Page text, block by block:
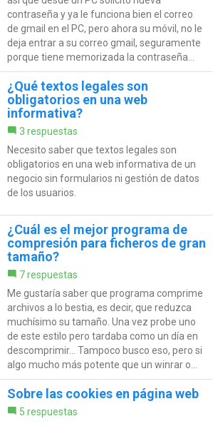
contraseña y ya le funciona bien el correo
de gmail en el PC, pero ahora su móvil, no le
deja entrar a su correo gmail, seguramente
porque tiene memorizada la contraseña...
¿Qué textos legales son
obligatorios en una web
informativa?
3 respuestas
Necesito saber que textos legales son
obligatorios en una web informativa de un
negocio sin formularios ni gestión de datos
de los usuarios.
¿Cuál es el mejor programa de
compresión para ficheros de gran
tamaño?
7 respuestas
Me gustaría saber que programa comprime
archivos a lo bestia, es decir, que reduzca
muchísimo su tamaño. Una vez probe uno
de este estilo pero tardaba como un día en
descomprimir... Tampoco busco eso, pero si
algo mucho más potente que un winrar o...
Sobre las cookies en página web
5 respuestas